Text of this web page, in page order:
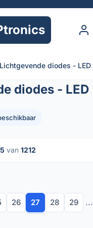
Lichtgevende diodes - LED
diodes - LED
van 1212
26 27 28 29 ...